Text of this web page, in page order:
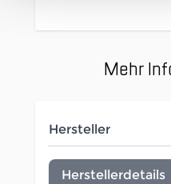
Mehr
Hersteller
Herstellerdetails